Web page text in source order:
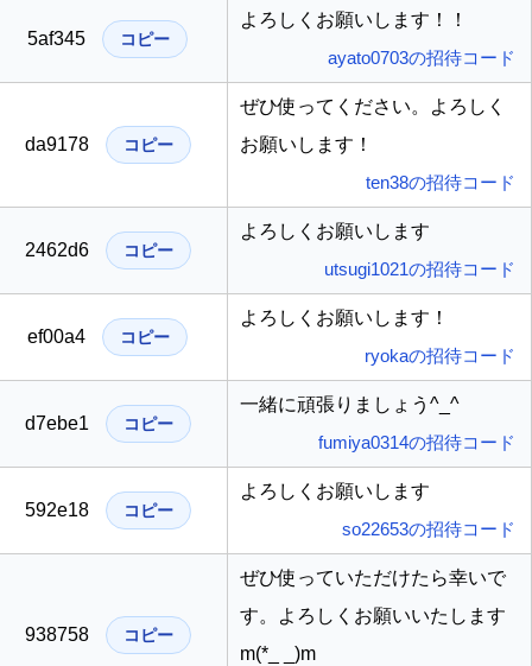
5af345 コピー
よろしくお願いします！！
ayato0703の招待コード
da9178 コピー
ぜひ使ってください。よろしく
お願いします！
ten38の招待コード
2462d6 コピー
よろしくお願いします
utsugi1021の招待コード
ef00a4 コピー
よろしくお願いします！
ryokaの招待コード
d7ebe1 コピー
一緒に頑張りましょう^_^
fumiya0314の招待コード
592e18 コピー
よろしくお願いします
so22653の招待コード
938758 コピー
ぜひ使っていただけたら幸いで
す。よろしくお願いいたします
m(*_ _)m